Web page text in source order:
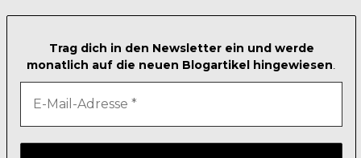
Trag dich in den Newsletter ein und werde
monatlich auf die neuen Blogartikel hingewiesen.